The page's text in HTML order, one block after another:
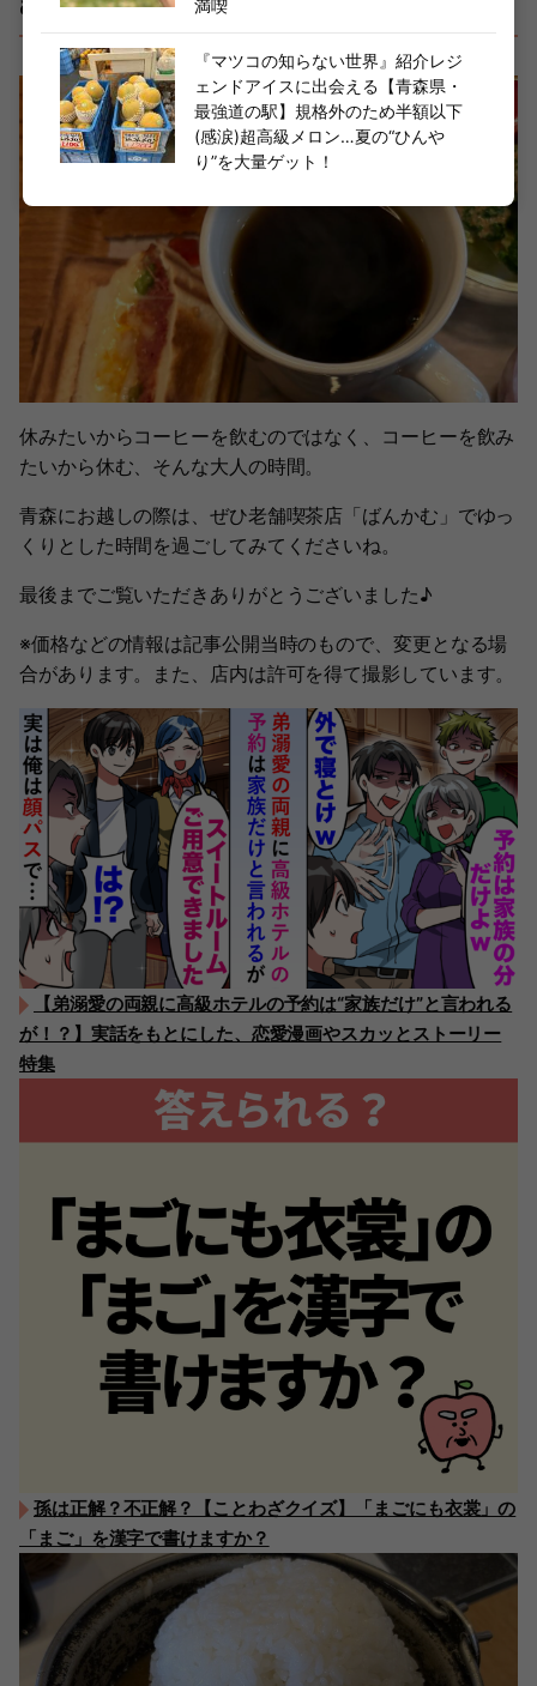
む】で過ごす大人時間
休みたいからコーヒーを飲むのではなく、コーヒーを飲み
たいから休む、そんな大人の時間。
青森にお越しの際は、ぜひ老舗喫茶店「ばんかむ」でゆっ
くりとした時間を過ごしてみてくださいね。
最後までご覧いただきありがとうございました♪
※価格などの情報は記事公開当時のもので、変更となる場
合があります。また、店内は許可を得て撮影しています。
【弟溺愛の両親に高級ホテルの予約は“家族だけ”と言われる
が！？】実話をもとにした、恋愛漫画やスカッとストーリー
特集
孫は正解？不正解？【ことわざクイズ】「まごにも衣裳」の
「まご」を漢字で書けますか？
満喫
『マツコの知らない世界』紹介レジ
ェンドアイスに出会える【青森県・
最強道の駅】規格外のため半額以下
(感涙)超高級メロン…夏の“ひんや
り”を大量ゲット！